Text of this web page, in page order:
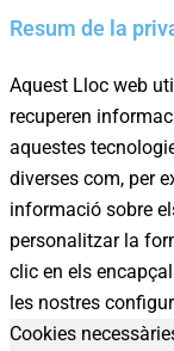
Resum de la
Aquest Lloc web
recuperen
aquestes
diverses com, per
informació sobre
personalitzar la
clic en els
les nostres
Cookies